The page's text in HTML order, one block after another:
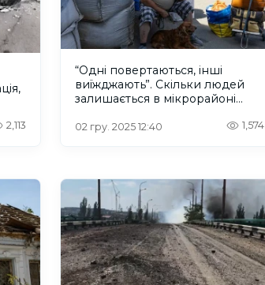
2,113
“Одні повертаються, інші
виїжджають”. Скільки людей
залишається в мікрорайоні
02 гру. 2025 12:40 1,574